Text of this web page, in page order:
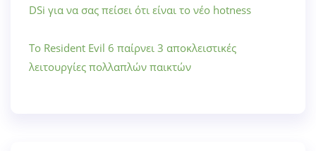
DSi για να σας πείσει ότι είναι το νέο hotness
Το Resident Evil 6 παίρνει 3 αποκλειστικές
λειτουργίες πολλαπλών παικτών